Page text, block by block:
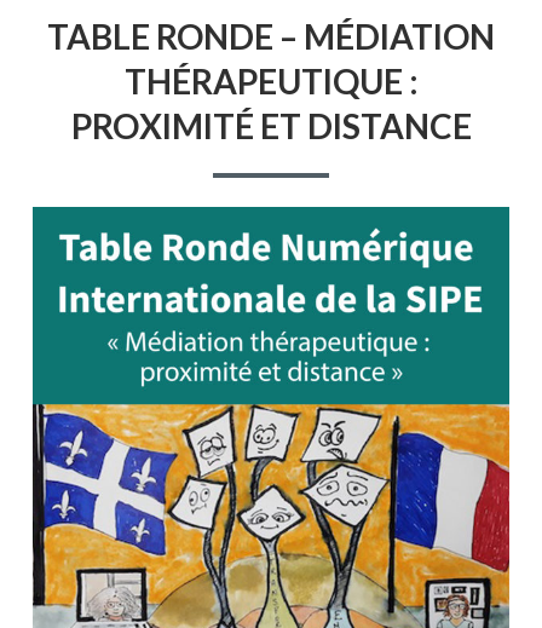
RONDE
–
MÉDIATION
THÉRAPEUTIQUE
:
PROXIMITÉ
TABLE RONDE – MÉDIATION
THÉRAPEUTIQUE :
PROXIMITÉ ET DISTANCE